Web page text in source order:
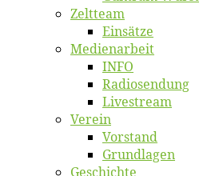
Zelt­team
Ein­sät­ze
Me­di­en­ar­beit
INFO
Ra­dio­sen­dung
Live­stream
Ver­ein
Vor­stand
Grund­la­gen
Ge­schich­te